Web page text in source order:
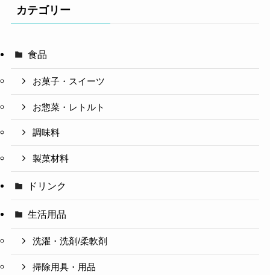
カテゴリー
食品
お菓子・スイーツ
お惣菜・レトルト
調味料
製菓材料
ドリンク
生活用品
洗濯・洗剤/柔軟剤
掃除用具・用品